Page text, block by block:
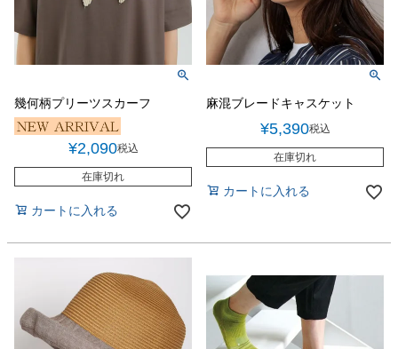
幾何柄プリーツスカーフ
¥2,090税込
在庫切れ
カートに入れる
麻混ブレードキャスケット
¥5,390税込
在庫切れ
カートに入れる